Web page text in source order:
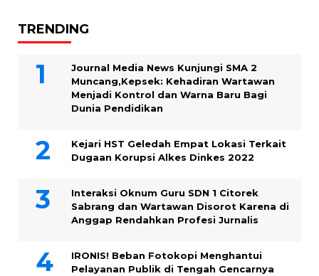
TRENDING
Journal Media News Kunjungi SMA 2
Muncang,Kepsek: Kehadiran Wartawan
Menjadi Kontrol dan Warna Baru Bagi
Dunia Pendidikan
Kejari HST Geledah Empat Lokasi Terkait
Dugaan Korupsi Alkes Dinkes 2022
Interaksi Oknum Guru SDN 1 Citorek
Sabrang dan Wartawan Disorot Karena di
Anggap Rendahkan Profesi Jurnalis
IRONIS! Beban Fotokopi Menghantui
Pelayanan Publik di Tengah Gencarnya